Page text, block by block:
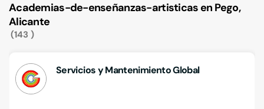
Academias-de-enseñanzas-artisticas en Pego,
Alicante
143
Servicios y Mantenimiento Global